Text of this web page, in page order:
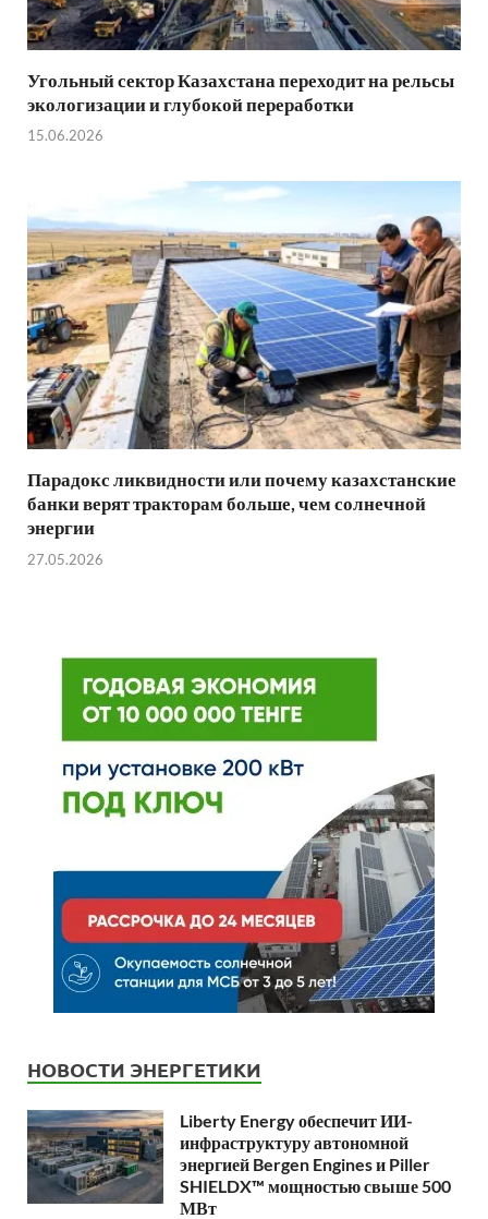
Угольный сектор Казахстана переходит на рельсы
экологизации и глубокой переработки
15.06.2026
Парадокс ликвидности или почему казахстанские
банки верят тракторам больше, чем солнечной
энергии
27.05.2026
НОВОСТИ ЭНЕРГЕТИКИ
Liberty Energy обеспечит ИИ-
инфраструктуру автономной
энергией Bergen Engines и Piller
SHIELDX™ мощностью свыше 500
МВт